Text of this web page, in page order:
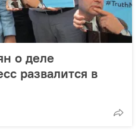
о деле
развалится в